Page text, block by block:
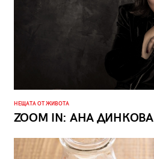
НЕЩАТА ОТ ЖИВОТА
ZOOM IN: АНА ДИНКОВА